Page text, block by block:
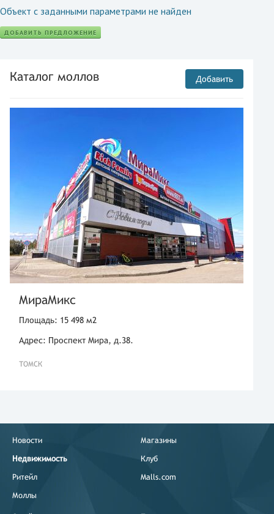
Объект с заданными параметрами не найден
ДОБАВИТЬ ПРЕДЛОЖЕНИЕ
Каталог моллов Добавить
МираМикс
Площадь: 15 498 м2
Адрес: Проспект Мира, д.38.
ТОМСК
Новости
Недвижимость
Ритейл
Моллы
Магазины
Клуб
Malls.com